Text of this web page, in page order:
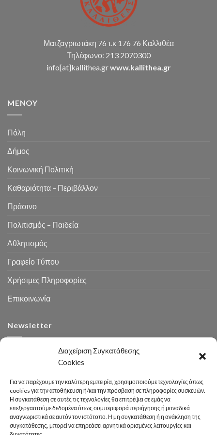
Διαχείριση Συγκατάθεσης
Cookies
Για να παρέχουμε την καλύτερη εμπειρία, χρησιμοποιούμε τεχνολογίες όπως
cookies για την αποθήκευση ή/και την πρόσβαση σε πληροφορίες συσκευών.
Η συγκατάθεση σε αυτές τις τεχνολογίες θα επιτρέψει σε εμάς να
επεξεργαστούμε δεδομένα όπως συμπεριφορά περιήγησης ή μοναδικά
αναγνωριστικά σε αυτόν τον ιστότοπο. Η μη συγκατάθεση ή η ανάκληση της
συγκατάθεσης, μπορεί να επηρεάσει αρνητικά ορισμένες λειτουργίες και
Ματζαγριωτάκη 76 τ.κ 176 76 Καλλιθέα
Τηλέφωνο: 213 2070300
info[at]kallithea.grwww.kallithea.gr
MENOY
Πόλη
Δήμος
Κοινωνική Πολιτική
Καθαριότητα – Περιβάλλον
Πράσινο
Πολιτισμός – Παιδεία
Αθλητισμός
Γραφείο Τύπου
Χρήσιμες Πληροφορίες
Επικοινωνία
Newsletter
Αναζήτηση